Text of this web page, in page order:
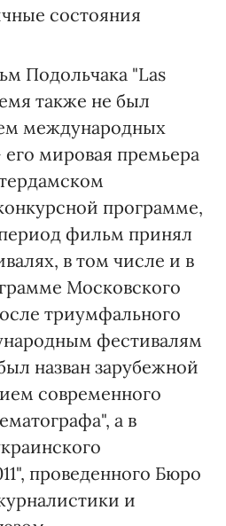
состояния
Подольчака "Las
также не был
международных
мировая премьера
программе,
фильм принял
в том числе и в
Московского
триумфального
фестивалям
назван зарубежной
современного
а в
проведенного Бюро
и